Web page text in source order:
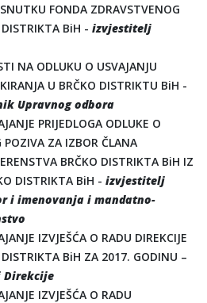
FONDA ZDRAVSTVENOG
BiH - izvjestitelj
NA ODLUKU O USVAJANJU
U BRČKO DISTRIKTU BiH -
Upravnog odbora
PRIJEDLOGA ODLUKE O
POZIVA ZA IZBOR ČLANA
BRČKO DISTRIKTA BiH IZ
DISTRIKTA BiH - izvjestitelj
i imenovanja i mandatno-
IZVJEŠĆA O RADU DIREKCIJE
DISTRIKTA BiH ZA 2017. GODINU –
IZVJEŠĆA O RADU